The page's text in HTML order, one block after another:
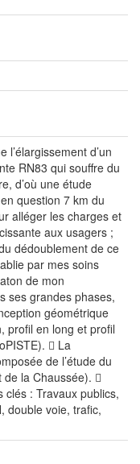
l’élargissement d’un
RN83 qui souffre du
d’où une étude
question 7 km du
alléger les charges et
aux usagers ;
dédoublement de ce
par mes soins
de mon
ses grandes phases,
géométrique
profil en long et profil
 La
de l’étude du
la Chaussée). 
clés : Travaux publics,
double voie, trafic,